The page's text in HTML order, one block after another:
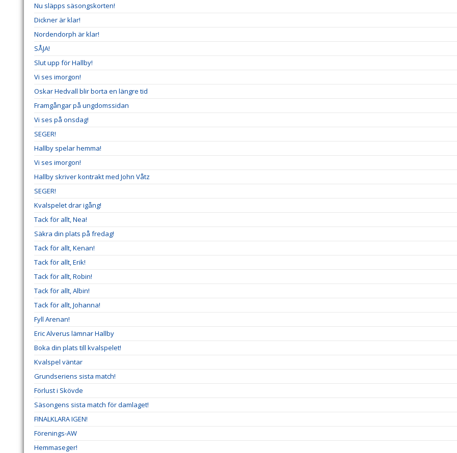
Nu släpps säsongskorten!
Dickner är klar!
Nordendorph är klar!
SÅJA!
Slut upp för Hallby!
Vi ses imorgon!
Oskar Hedvall blir borta en längre tid
Framgångar på ungdomssidan
Vi ses på onsdag!
SEGER!
Hallby spelar hemma!
Vi ses imorgon!
Hallby skriver kontrakt med John Våtz
SEGER!
Kvalspelet drar igång!
Tack för allt, Nea!
Säkra din plats på fredag!
Tack för allt, Kenan!
Tack för allt, Erik!
Tack för allt, Robin!
Tack för allt, Albin!
Tack för allt, Johanna!
Fyll Arenan!
Eric Alverus lämnar Hallby
Boka din plats till kvalspelet!
Kvalspel väntar
Grundseriens sista match!
Förlust i Skövde
Säsongens sista match för damlaget!
FINALKLARA IGEN!
Förenings-AW
Hemmaseger!